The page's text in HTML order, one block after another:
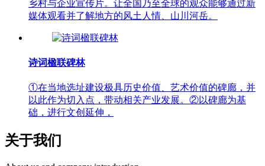
乡村与企业宣传片。让全国乃至全球的观众能够通过新
媒体观看并了解地方的风土人情、山川河岳。
诗词楹联碑林
①在当地选址建设极具历史价值、艺术价值的碑廊，并
以此作为切入点，带动相关产业发展。②以碑廊为基
础，进行文创延伸，
关于我们